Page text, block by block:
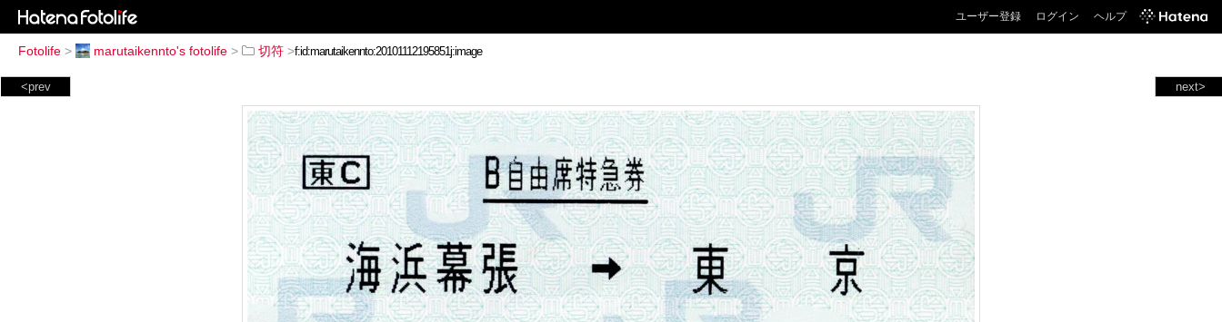
ユーザー登録 ログイン ヘルプ
Fotolife > marutaikennto's fotolife > 切符 >
next>
<prev